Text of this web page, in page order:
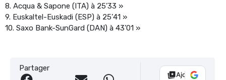
8. Acqua & Sapone (ITA) à 25’33 »
9. Euskaltel-Euskadi (ESP) à 25’41 »
10. Saxo Bank-SunGard (DAN) à 43’01 »
Partager
Ajouter Vélo